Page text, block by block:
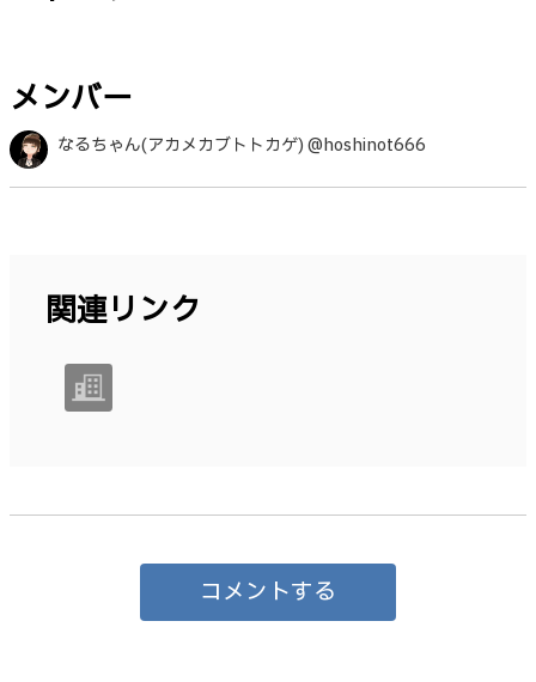
メンバー
なるちゃん(アカメカブトトカゲ) @hoshinot666
関連リンク
コメントする